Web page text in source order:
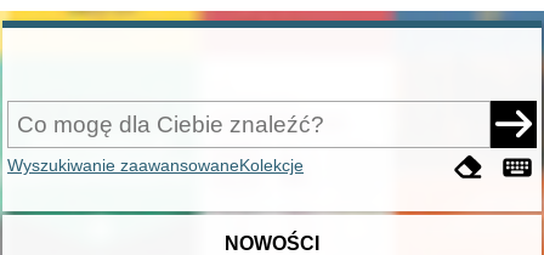
Wyszukiwanie zaawansowaneKolekcje
NOWOŚCI